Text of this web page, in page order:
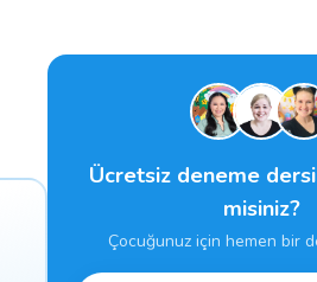
Ücretsiz deneme
misiniz?
Çocuğunuz için hemen bir